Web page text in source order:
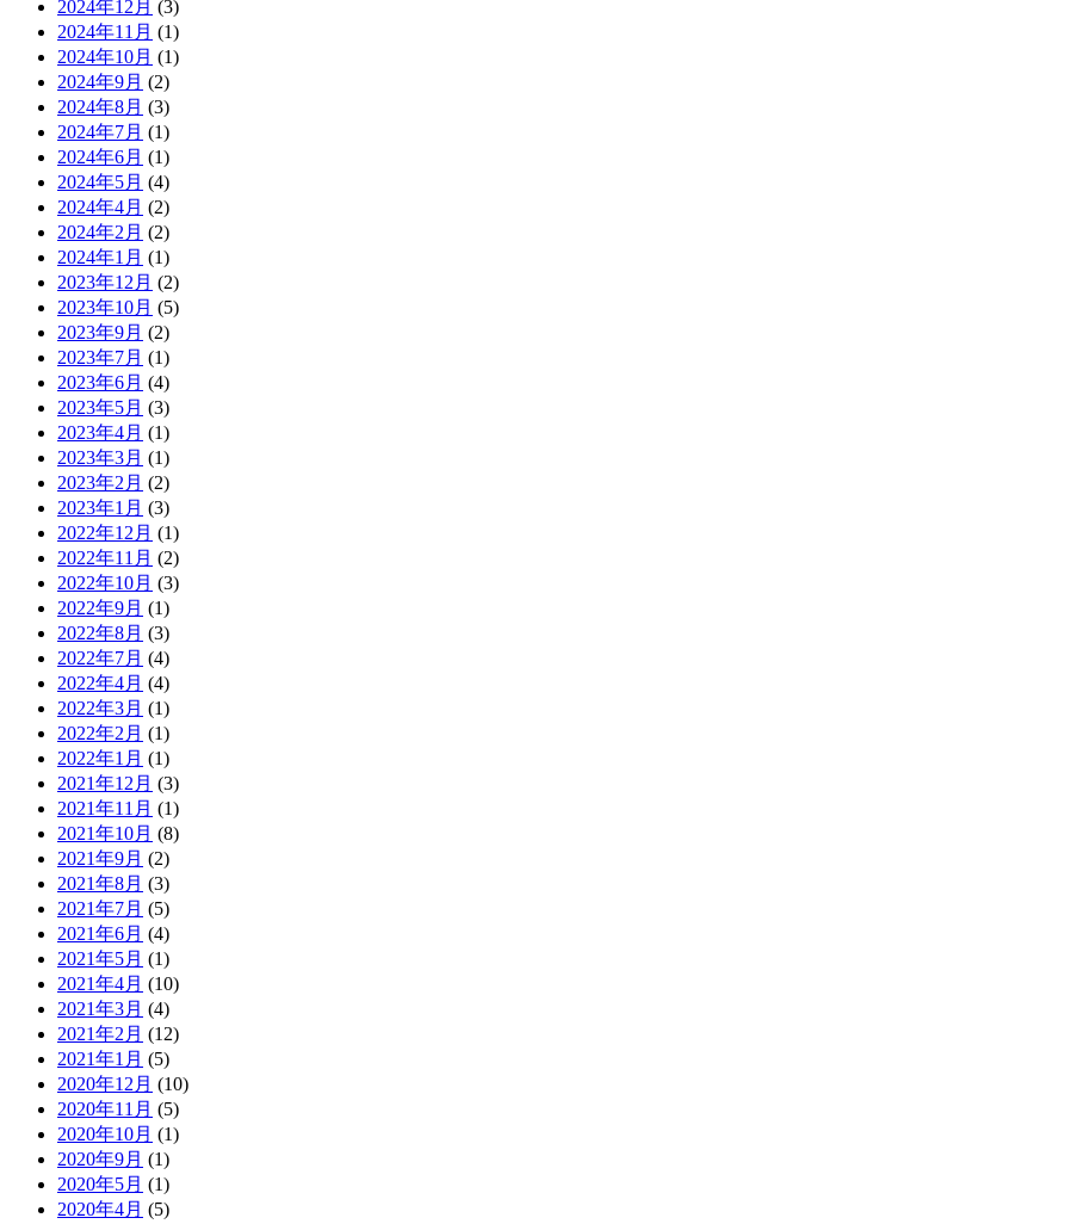
2024年12月 (3)
2024年11月 (1)
2024年10月 (1)
2024年9月 (2)
2024年8月 (3)
2024年7月 (1)
2024年6月 (1)
2024年5月 (4)
2024年4月 (2)
2024年2月 (2)
2024年1月 (1)
2023年12月 (2)
2023年10月 (5)
2023年9月 (2)
2023年7月 (1)
2023年6月 (4)
2023年5月 (3)
2023年4月 (1)
2023年3月 (1)
2023年2月 (2)
2023年1月 (3)
2022年12月 (1)
2022年11月 (2)
2022年10月 (3)
2022年9月 (1)
2022年8月 (3)
2022年7月 (4)
2022年4月 (4)
2022年3月 (1)
2022年2月 (1)
2022年1月 (1)
2021年12月 (3)
2021年11月 (1)
2021年10月 (8)
2021年9月 (2)
2021年8月 (3)
2021年7月 (5)
2021年6月 (4)
2021年5月 (1)
2021年4月 (10)
2021年3月 (4)
2021年2月 (12)
2021年1月 (5)
2020年12月 (10)
2020年11月 (5)
2020年10月 (1)
2020年9月 (1)
2020年5月 (1)
2020年4月 (5)